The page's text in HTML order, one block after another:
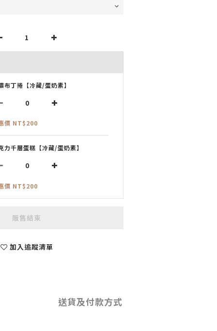
布丁捲【冷藏/蛋奶素】
價 NT$200
力千層蛋糕【冷藏/蛋奶素】
價 NT$200
販售結束
加入追蹤清單
送貨及付款方式